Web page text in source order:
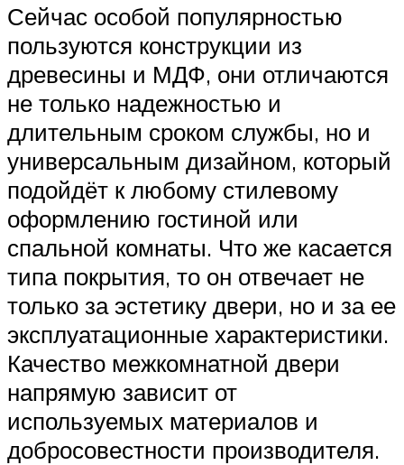
Сейчас особой популярностью
пользуются конструкции из
древесины и МДФ, они отличаются
не только надежностью и
длительным сроком службы, но и
универсальным дизайном, который
подойдёт к любому стилевому
оформлению гостиной или
спальной комнаты. Что же касается
типа покрытия, то он отвечает не
только за эстетику двери, но и за ее
эксплуатационные характеристики.
Качество межкомнатной двери
напрямую зависит от
используемых материалов и
добросовестности производителя.